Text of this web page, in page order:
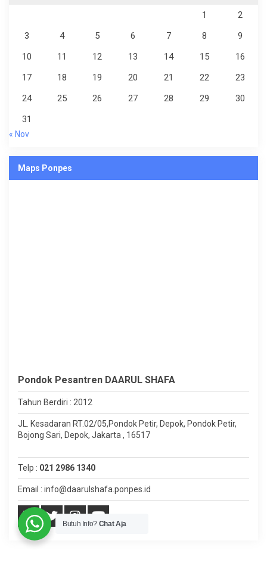
1
2
3
4 5 6 7 8
9
10
11 12 13 14 15
16
17
18 19 20 21 22
23
24
25 26 27 28 29
30
31
« Nov
Maps Ponpes
Pondok Pesantren DAARUL SHAFA
Tahun Berdiri : 2012
JL. Kesadaran RT.02/05,Pondok Petir, Depok, Pondok Petir,
Bojong Sari, Depok, Jakarta , 16517
Telp : 021 2986 1340
Email : info@daarulshafa.ponpes.id
Butuh Info? Chat Aja